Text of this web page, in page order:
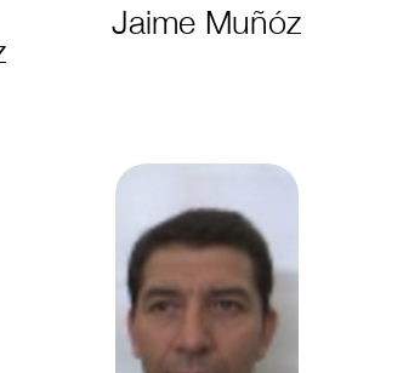
Jaime Muñóz